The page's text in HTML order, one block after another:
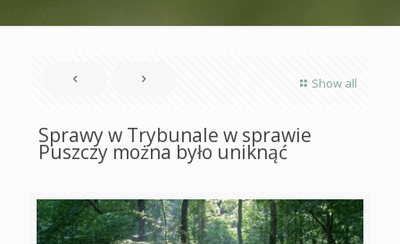
Show all
Sprawy w Trybunale w sprawie
Puszczy można było uniknąć